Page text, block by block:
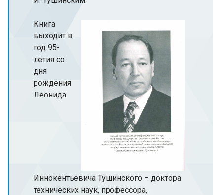
Книга
выходит в
год 95-
летия со
дня
рождения
Леонида
Иннокентьевича Тушинского – доктора
технических наук, профессора,